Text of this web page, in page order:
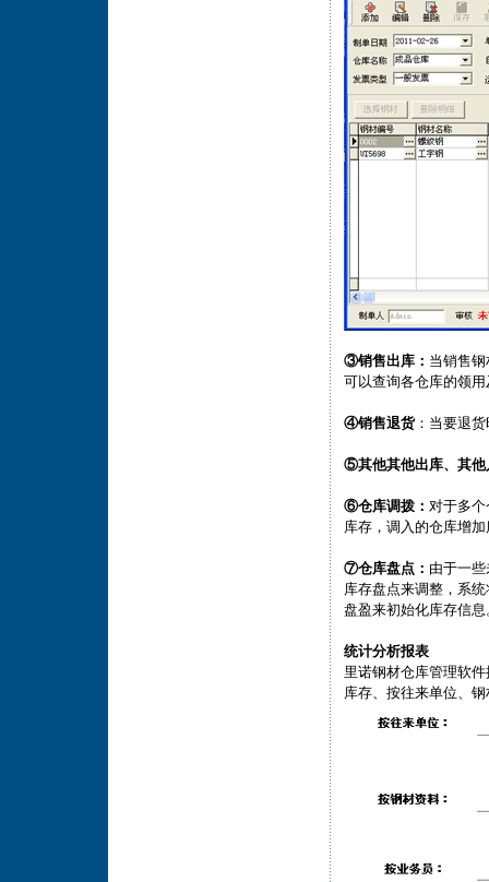
③销售出库： 当销售
可以查询各仓库的领
④销售退货：当要退货
⑤其他其他出库、其他
⑥仓库调拨： 对于多
库存，调入的仓库增
⑦仓库盘点： 由于一
库存盘点来调整，系
盘盈来初始化库存信息
统计分析报表
里诺钢材仓库管理软
库存、按往来单位、